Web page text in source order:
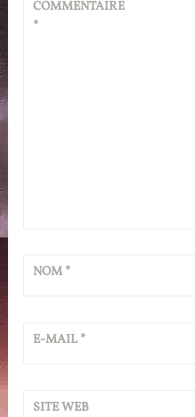
COMMENTAIRE
*
NOM *
E-MAIL *
SITE WEB